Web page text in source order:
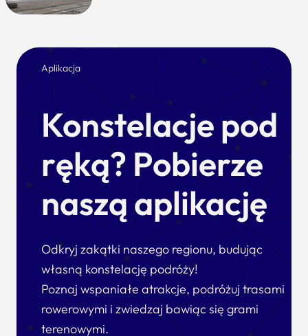
Aplikacja
Konstelacje pod
ręką? Pobierze
naszą aplikację
Odkryj zakątki naszego regionu, budując
własną konstelację podróży!
Poznaj wspaniałe atrakcje, podróżuj trasami
rowerowymi i zwiedzaj bawiąc się grami
terenowymi.